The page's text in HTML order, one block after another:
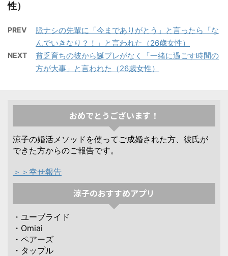
性）
PREV
脈ナシの先輩に「今までありがとう」と言ったら「な
んでいきなり？！」と言われた（26歳女性）
NEXT
貧乏育ちの彼から誕プレがなく「一緒に過ごす時間の
方が大事」と言われた（26歳女性）
おめでとうございます！
涼子の婚活メソッドを使ってご成婚された方、彼氏が
できた方からのご報告です。
＞＞幸せ報告
涼子のおすすめアプリ
・ユーブライド
・Omiai
・ペアーズ
・タップル